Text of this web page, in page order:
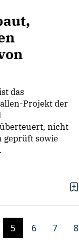
das
Projekt der
nicht
sowie
5 6 7 8